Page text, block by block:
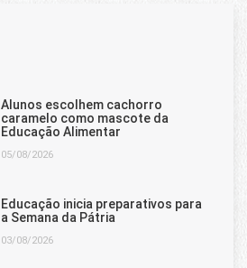
Alunos escolhem cachorro
caramelo como mascote da
Educação Alimentar
05/08/2026
Educação inicia preparativos para
a Semana da Pátria
03/08/2026